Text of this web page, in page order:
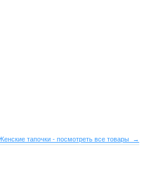
тапочки - посмотреть все товары →